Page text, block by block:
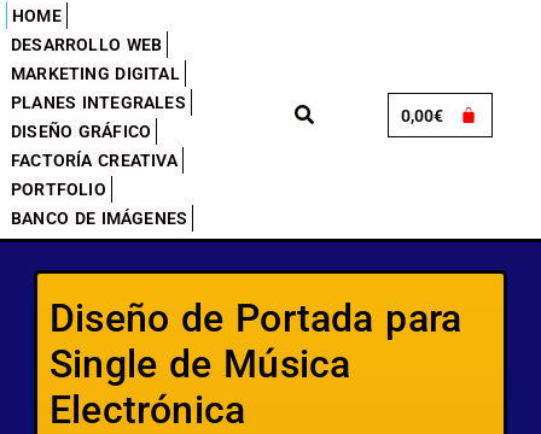
HOME
DESARROLLO WEB
MARKETING DIGITAL
PLANES INTEGRALES
DISEÑO GRÁFICO
FACTORÍA CREATIVA
PORTFOLIO
BANCO DE IMÁGENES
0,00€
Diseño de Portada para
Single de Música
Electrónica